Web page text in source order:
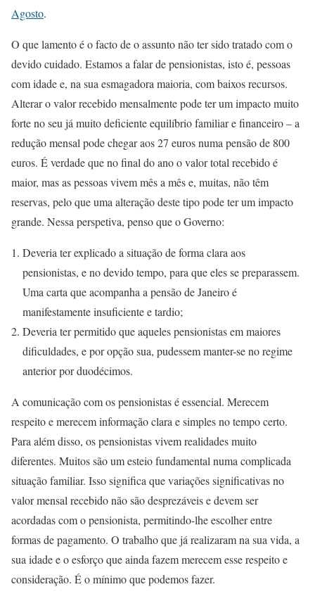
Agosto.
O que lamento é o facto de o assunto não ter sido tratado com o
devido cuidado. Estamos a falar de pensionistas, isto é, pessoas
com idade e, na sua esmagadora maioria, com baixos recursos.
Alterar o valor recebido mensalmente pode ter um impacto muito
forte no seu já muito deficiente equilíbrio familiar e financeiro – a
redução mensal pode chegar aos 27 euros numa pensão de 800
euros. É verdade que no final do ano o valor total recebido é
maior, mas as pessoas vivem mês a mês e, muitas, não têm
reservas, pelo que uma alteração deste tipo pode ter um impacto
grande. Nessa perspetiva, penso que o Governo:
Deveria ter explicado a situação de forma clara aos
pensionistas, e no devido tempo, para que eles se preparassem.
Uma carta que acompanha a pensão de Janeiro é
manifestamente insuficiente e tardio;
Deveria ter permitido que aqueles pensionistas em maiores
dificuldades, e por opção sua, pudessem manter-se no regime
anterior por duodécimos.
A comunicação com os pensionistas é essencial. Merecem
respeito e merecem informação clara e simples no tempo certo.
Para além disso, os pensionistas vivem realidades muito
diferentes. Muitos são um esteio fundamental numa complicada
situação familiar. Isso significa que variações significativas no
valor mensal recebido não são desprezáveis e devem ser
acordadas com o pensionista, permitindo-lhe escolher entre
formas de pagamento. O trabalho que já realizaram na sua vida, a
sua idade e o esforço que ainda fazem merecem esse respeito e
consideração. É o mínimo que podemos fazer.